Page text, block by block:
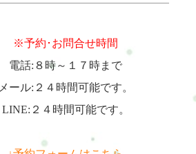
※予約･お問合せ時間
電話:８時～１７時まで
メール:２４時間可能です。
LINE:２４時間可能です。